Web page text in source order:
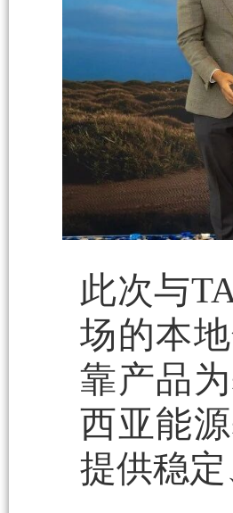
此次与
场的本
靠产品
西亚能
提供稳